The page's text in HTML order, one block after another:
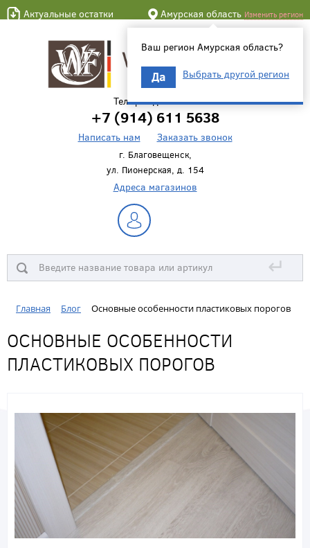
Актуальные остатки Амурская область Изменить регион
Ваш регион Амурская область?
Да Выбрать другой регион
Телефон для связи
+7 (914) 611 5638
Написать нам Заказать звонок
г. Благовещенск,
ул. Пионерская, д. 154
Адреса магазинов
↵
Главная Блог Основные особенности пластиковых порогов
ОСНОВНЫЕ ОСОБЕННОСТИ
ПЛАСТИКОВЫХ ПОРОГОВ